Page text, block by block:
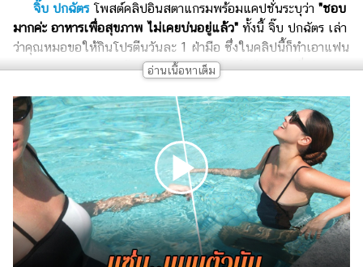
การ
ศึกษา
รูปภาพ
ดู
หนัง
Music
Station
ละคร
จิ๊บ ปกฉัตรโพสต์คลิปอินสตาแกรมพร้อมแคปชั่นระบุว่า "ชอบ
มากค่ะ อาหารเพื่อสุขภาพ ไม่เคยบ่นอยู่แล้ว" ทั้งนี้ จิ๊บ ปกฉัตร เล่า
ว่าคุณหมอขอให้กินโปรตีนวันละ 1 ฝ่ามือ ซึ่งในคลิปนี้ก็ทำเอาแฟน
คลับต่างสงสัย หรือจะมีข่าวดีแล้ว ถามว่าท้องใช่ไหมแม่ กี่เดือน